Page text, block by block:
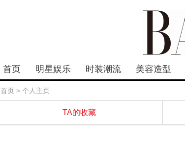
首页 明星娱乐 时装潮流 美容造型
首页 > 个人主页
TA的收藏